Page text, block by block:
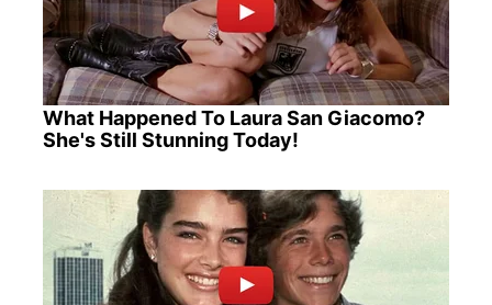
What Happened To Laura San Giacomo?
She's Still Stunning Today!